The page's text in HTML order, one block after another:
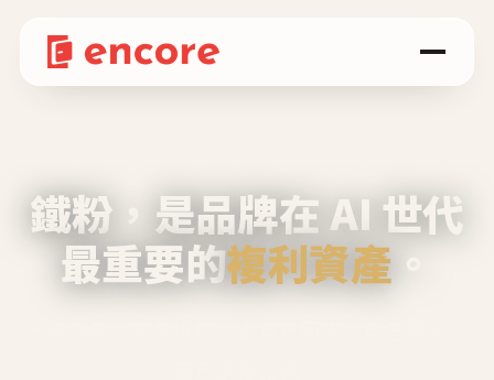
鐵粉，是品牌在 AI 世代
最重要的複利資產 。